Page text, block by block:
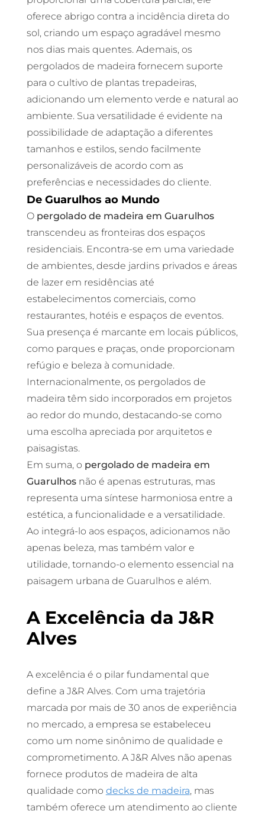
oferece abrigo contra a incidência direta do
sol, criando um espaço agradável mesmo
nos dias mais quentes. Ademais, os
pergolados de madeira fornecem suporte
para o cultivo de plantas trepadeiras,
adicionando um elemento verde e natural ao
ambiente. Sua versatilidade é evidente na
possibilidade de adaptação a diferentes
tamanhos e estilos, sendo facilmente
personalizáveis de acordo com as
preferências e necessidades do cliente.
De Guarulhos ao Mundo
O pergolado de madeira em Guarulhos
transcendeu as fronteiras dos espaços
residenciais. Encontra-se em uma variedade
de ambientes, desde jardins privados e áreas
de lazer em residências até
estabelecimentos comerciais, como
restaurantes, hotéis e espaços de eventos.
Sua presença é marcante em locais públicos,
como parques e praças, onde proporcionam
refúgio e beleza à comunidade.
Internacionalmente, os pergolados de
madeira têm sido incorporados em projetos
ao redor do mundo, destacando-se como
uma escolha apreciada por arquitetos e
paisagistas.
Em suma, o pergolado de madeira em
Guarulhosnão é apenas estruturas, mas
representa uma síntese harmoniosa entre a
estética, a funcionalidade e a versatilidade.
Ao integrá-lo aos espaços, adicionamos não
apenas beleza, mas também valor e
utilidade, tornando-o elemento essencial na
paisagem urbana de Guarulhos e além.
A Excelência da J&R
Alves
A excelência é o pilar fundamental que
define a J&R Alves. Com uma trajetória
marcada por mais de 30 anos de experiência
no mercado, a empresa se estabeleceu
como um nome sinônimo de qualidade e
comprometimento. A J&R Alves não apenas
fornece produtos de madeira de alta
qualidade como decks de madeira, mas
também oferece um atendimento ao cliente